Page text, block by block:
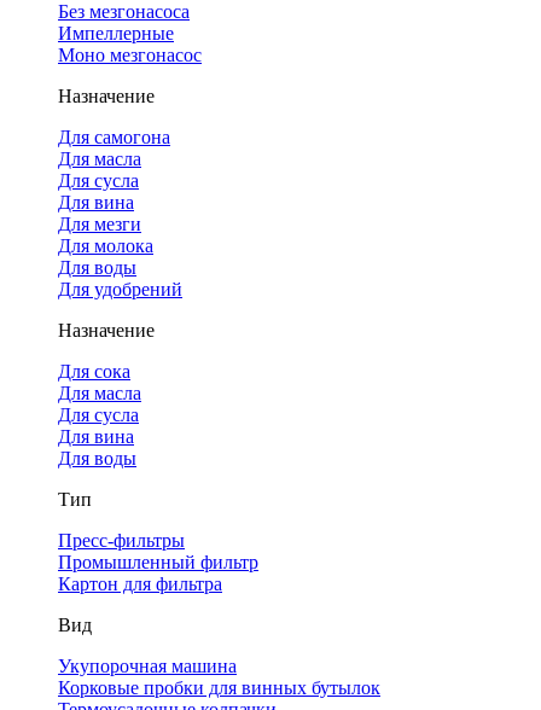
Без мезгонасоса
Импеллерные
Моно мезгонасос
Назначение
Для самогона
Для масла
Для сусла
Для вина
Для мезги
Для молока
Для воды
Для удобрений
Назначение
Для сока
Для масла
Для сусла
Для вина
Для воды
Тип
Пресс-фильтры
Промышленный фильтр
Картон для фильтра
Вид
Укупорочная машина
Корковые пробки для винных бутылок